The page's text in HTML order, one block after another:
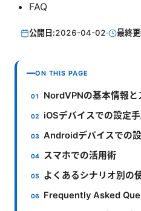
FAQ
公開日:2026-04-02· 最終
ON THIS PAGE
NordVPNの基本情報と
iOSデバイスでの設定
Androidデバイスでの
スマホでの活用術
よくあるシナリオ別の
Frequently Asked